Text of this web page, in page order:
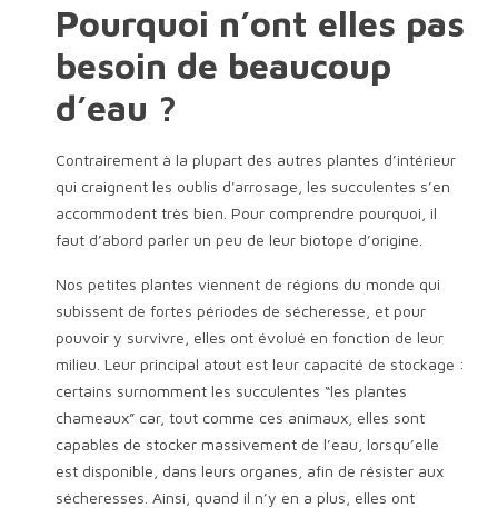
Pourquoi n’ont elles pas
besoin de beaucoup
d’eau ?
Contrairement à la plupart des autres plantes d’intérieur
qui craignent les oublis d'arrosage, les succulentes s’en
accommodent très bien. Pour comprendre pourquoi, il
faut d’abord parler un peu de leur biotope d’origine.
Nos petites plantes viennent de régions du monde qui
subissent de fortes périodes de sécheresse, et pour
pouvoir y survivre, elles ont évolué en fonction de leur
milieu. Leur principal atout est leur capacité de stockage :
certains surnomment les succulentes “les plantes
chameaux” car, tout comme ces animaux, elles sont
capables de stocker massivement de l’eau, lorsqu’elle
est disponible, dans leurs organes, afin de résister aux
sécheresses. Ainsi, quand il n’y en a plus, elles ont